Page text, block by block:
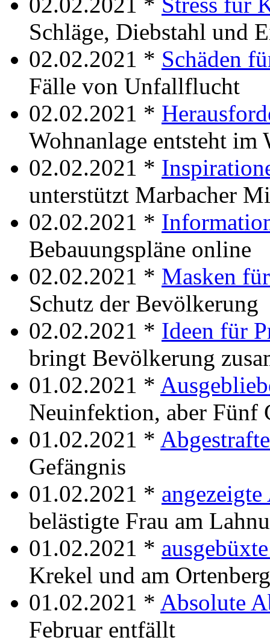
Schläge, Diebstahl und
02.02.2021 * Schäden
Fälle von Unfallflucht
02.02.2021 *
Wohnanlage entsteht im
02.02.2021 *
unterstützt Marbacher
02.02.2021 *
Bebauungspläne online
02.02.2021 * Masken
Schutz der Bevölkerung
02.02.2021 * Ideen für
bringt Bevölkerung
01.02.2021 *
Neuinfektion, aber Fünf
01.02.2021 *
Gefängnis
01.02.2021 *
belästigte Frau am
01.02.2021 *
Krekel und am Ortenberg
01.02.2021 * Absolute
Februar entfällt